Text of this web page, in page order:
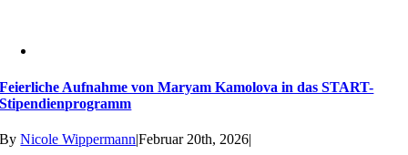
Feierliche Aufnahme von Maryam Kamolova in das START-
Stipendienprogramm
ByNicole Wippermann|Februar 20th, 2026|